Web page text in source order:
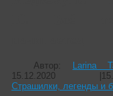
Автор: Larina
15.12.2020
Страшилки, легенды и